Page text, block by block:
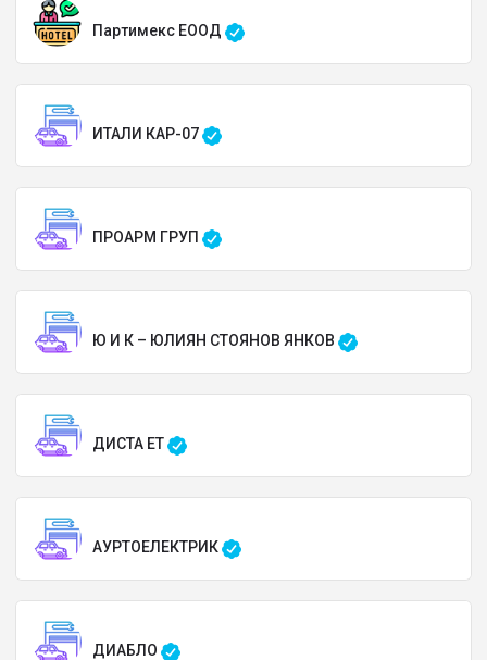
Партимекс ЕООД
ИТАЛИ КАР-07
ПРОАРМ ГРУП
Ю И К – ЮЛИЯН СТОЯНОВ ЯНКОВ
ДИСТА ЕТ
АУРТОЕЛЕКТРИК
ДИАБЛО